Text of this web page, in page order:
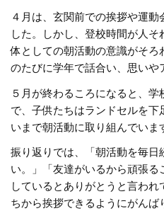
４月は、玄関前での挨拶や運
した。しかし、登校時間が人
体としての朝活動の意識がそ
のたびに学年で話合い、思いや
５月が終わるころになると、
で、子供たちはランドセルを
いまで朝活動に取り組んでいま
振り返りでは、「朝活動を毎日
い。」「友達がいるから頑張
しているとありがとうと言わ
ちから挨拶できるようにがん